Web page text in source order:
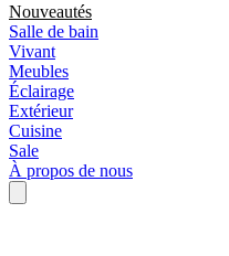
Nouveautés
Salle de bain
Vivant
Meubles
Éclairage
Extérieur
Cuisine
Sale
À propos de nous